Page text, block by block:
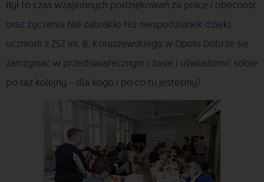
Był to czas wzajemnych podziękowań za pracę i obecność
oraz życzenia Nie zabrakło też niespodzianek dzięki
uczniom z ZSZ im. B. Koraszewskiego w Opolu Dobrze się
zatrzymać w przedświątecznym czasie i uświadomić sobie
po raz kolejny – dla kogo i po co tu jesteśmy?